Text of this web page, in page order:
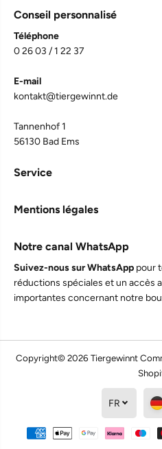
Conseil personnalisé
Téléphone
0 26 03 / 1 22 37
E-mail
kontakt@tiergewinnt.de
Tannenhof 1
56130 Bad Ems
Service
Mentions légales
Notre canal WhatsApp
Suivez-nous sur WhatsApp pour
réductions spéciales et un accès
importantes concernant notre
Copyright© 2026 Tiergewinnt
FR
4,7
Judith S
TJURE - Ulmenrinde Liquid 250 ml
Seit vielen Jahren hat unsere
Sennenhündin mächtige
unangenehmen
selten normalen Stulhlgang.Wir
entdeckten wir die
Versuch mit der zweiten
sofort ,Bekömmlichkeit sehr
kranke Hündin bekommt nun
halben Jahr das Produkt,sie
Stuhlgang.Wir empfehlen das
uneingeschränkt weiter,auch
Tier konnte so geholfen
Teilen
Facebook